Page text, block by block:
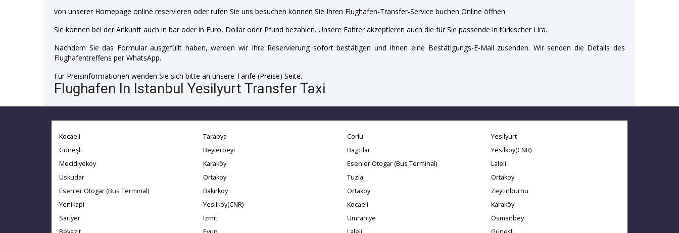
von unserer Homepage online reservieren oder rufen Sie uns besuchen können Sie Ihren Flughafen-Transfer-Service buchen Online öffnen.
Sie können bei der Ankunft auch in bar oder in Euro, Dollar oder Pfund bezahlen. Unsere Fahrer akzeptieren auch die für Sie passende in türkischer Lira.
Nachdem Sie das Formular ausgefüllt haben, werden wir Ihre Reservierung sofort bestätigen und Ihnen eine Bestätigungs-E-Mail zusenden. Wir senden die Details des
Flughafentreffens per WhatsApp.
Für Preisinformationen wenden Sie sich bitte an unsere Tarife (Preise) Seite.
Flughafen In Istanbul Yesilyurt Transfer Taxi
Kocaeli
Güneşli
Mecidiyekoy
Uskudar
Esenler Otogar (Bus Terminal)
Yenikapi
Sariyer
Tarabya
Beylerbeyi
Karaköy
Ortakoy
Bakirkoy
Yesilkoy(CNR)
Izmit
Corlu
Bagcilar
Esenler Otogar (Bus Terminal)
Tuzla
Ortakoy
Kocaeli
Umraniye
Yesilyurt
Yesilkoy(CNR)
Laleli
Ortakoy
Zeytinburnu
Karaköy
Osmanbey